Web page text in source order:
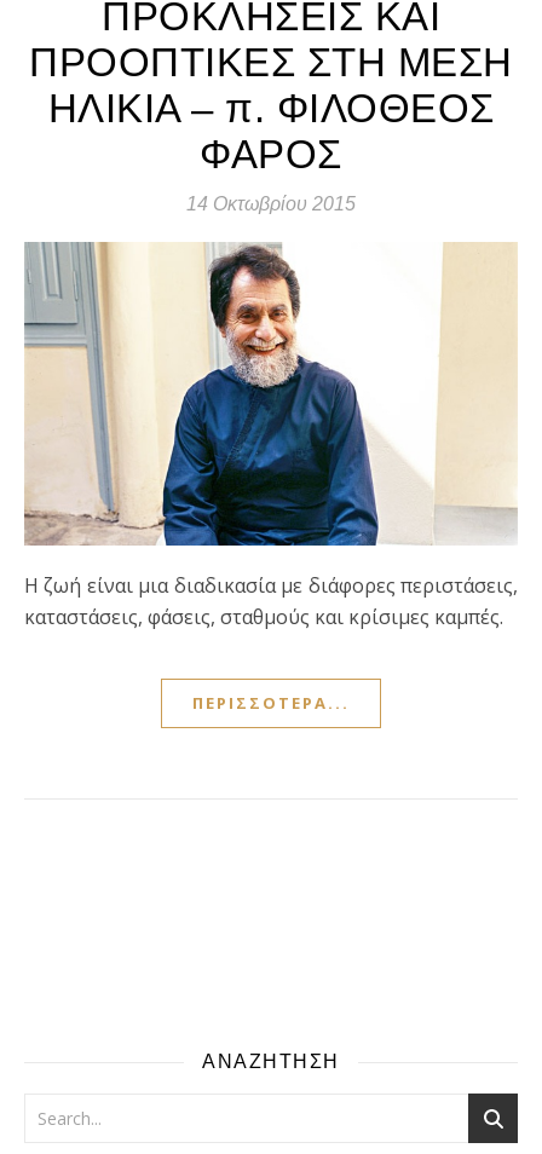
ΠΡΟΚΛΗΣΕΙΣ ΚΑΙ
ΠΡΟΟΠΤΙΚΕΣ ΣΤΗ ΜΕΣΗ
ΗΛΙΚΙΑ – π. ΦΙΛΟΘΕΟΣ
ΦΑΡΟΣ
14 Οκτωβρίου 2015
Η ζωή είναι μια διαδικασία με διάφορες περιστάσεις,
καταστάσεις, φάσεις, σταθμούς και κρίσιμες καμπές.
ΠΕΡΙΣΣΌΤΕΡΑ...
ΑΝΑΖΗΤΗΣΗ